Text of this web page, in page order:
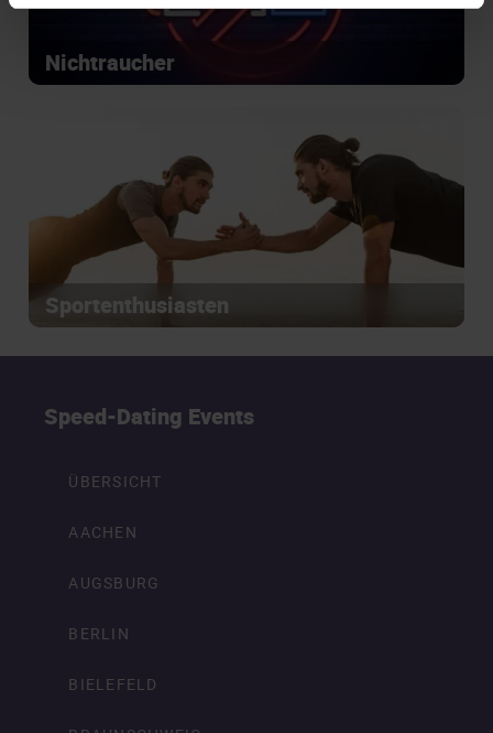
Nichtraucher
Sportenthusiasten
Speed-Dating Events
ÜBERSICHT
AACHEN
AUGSBURG
BERLIN
BIELEFELD